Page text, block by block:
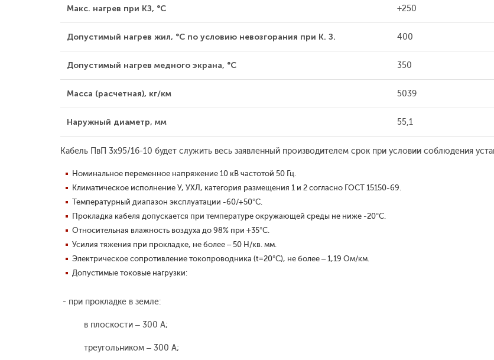
Макс. нагрев при КЗ, °С +250
Допустимый нагрев жил, °С по условию невозгорания при К. З. 400
Допустимый нагрев медного экрана, °С 350
Масса (расчетная), кг/км 5039
Наружный диаметр, мм 55,1
Кабель ПвП 3x95/16-10 будет служить весь заявленный производителем срок при условии соблюдения
Номинальное переменное напряжение 10 кВ частотой 50 Гц.
Климатическое исполнение У, УХЛ, категория размещения 1 и 2 согласно ГОСТ 15150-69.
Температурный диапазон эксплуатации -60/+50°С.
Прокладка кабеля допускается при температуре окружающей среды не ниже -20°С.
Относительная влажность воздуха до 98% при +35°С.
Усилия тяжения при прокладке, не более – 50 Н/кв. мм.
Электрическое сопротивление токопроводника (t=20°С), не более – 1,19 Ом/км.
Допустимые токовые нагрузки:
- при прокладке в земле:
в плоскости – 300 А;
треугольником – 300 А;